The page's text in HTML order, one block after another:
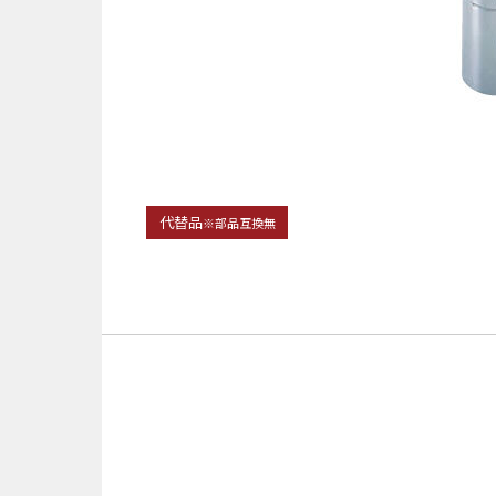
代替品※部品互換無